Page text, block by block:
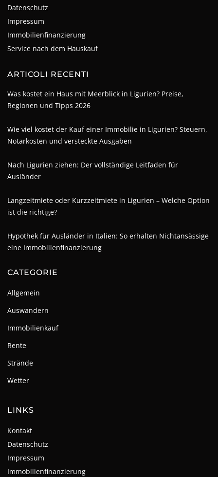
Datenschutz
Impressum
Immobilienfinanzierung
Service nach dem Hauskauf
ARTICOLI RECENTI
Was kostet ein Haus mit Meerblick in Ligurien? Preise,
Regionen und Tipps 2026
Wie viel kostet der Kauf einer Immobilie in Ligurien? Steuern,
Notarkosten und versteckte Ausgaben
Nach Ligurien ziehen: Der vollständige Leitfaden für
Ausländer
Langzeitmiete oder Kurzzeitmiete in Ligurien – Welche Option
ist die richtige?
Hypothek für Ausländer in Italien: So erhalten Nichtansässige
eine Immobilienfinanzierung
CATEGORIE
Allgemein
Auswandern
Immobilienkauf
Rente
Strände
Wetter
LINKS
Kontakt
Datenschutz
Impressum
Immobilienfinanzierung